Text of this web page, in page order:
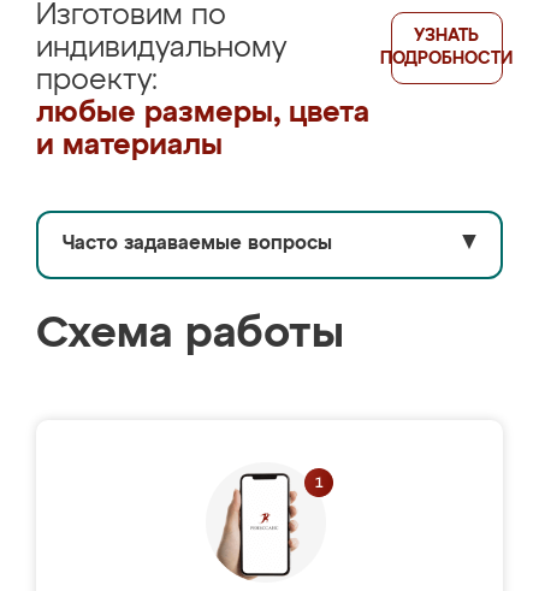
Изготовим по
индивидуальному
проекту:
любые размеры, цвета
и материалы
УЗНАТЬ
ПОДРОБНОСТИ
Часто задаваемые вопросы ▼
Схема работы